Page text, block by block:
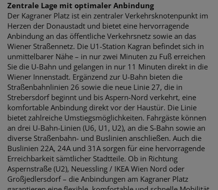
Zentrale Lage mit optimaler Anbindung
Der Kagraner Platz ist ein zentraler Verkehrsknotenpunkt im
Herzen der Donaustadt und bietet eine hervorragende
Anbindung an das öffentliche Verkehrsnetz sowie an das
Wiener Straßennetz. Die U1-Station Kagran befindet sich in
unmittelbarer Nähe – in nur zwei Minuten zu Fuß erreichen
Sie die U-Bahn und gelangen in nur 11 Minuten direkt in die
Wiener Innenstadt. Ergänzend zur U-Bahn bieten die
Straßenbahnlinien 26 sowie die neue Linie 27, die in
Strebersdorf beginnt und bis Aspern-Nord verkehrt, eine
komfortable Anbindung direkt vor der Haustür. Die Linie
bietet zahlreiche Umstiegsmöglichkeiten. Fahrgäste können
an drei U-Bahn-Linien (U6, U1, U2), an die S-Bahn sowie an
diverse Straßenbahn- und Buslinien anschließen. Auch die
Buslinien 22A, 24A und 31A sorgen für eine hervorragende
Erreichbarkeit sämtlicher Stadtteile. Ob in Richtung
Aspernstraße (U2), Neuessling / IKEA Wien Nord oder
Großjedlersdorf – die Anbindungen am Kagraner Platz